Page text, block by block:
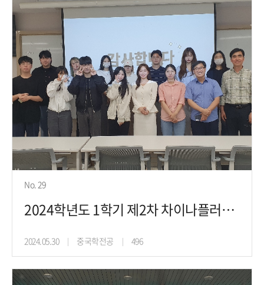
No. 29
2024학년도 1학기 제2차 차이나플러스프로젝트 진로취업특강(24.5.29)
2024.05.30 중국학전공 496